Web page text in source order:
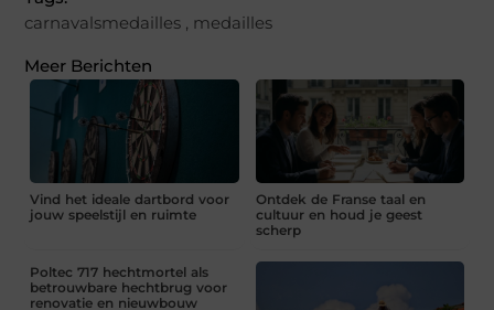
carnavalsmedailles , medailles
Meer Berichten
Vind het ideale dartbord voor
jouw speelstijl en ruimte
Ontdek de Franse taal en
cultuur en houd je geest
scherp
Poltec 717 hechtmortel als
betrouwbare hechtbrug voor
renovatie en nieuwbouw